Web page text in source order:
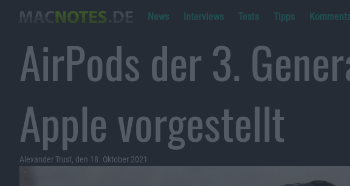
News Interviews Tests Tipps
AirPods der 3.
Apple vorgestellt
Alexander Trust, den 18. Oktober 2021